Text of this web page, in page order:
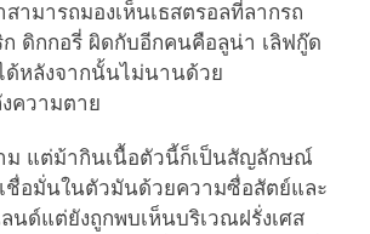
ามารถมองเห็นเธสตรอลที่ลากรถ
ดิกกอรี่ ผิดกับอีกคนคือลูน่า เลิฟกู๊ด
ด้หลังจากนั้นไม่นานด้วย
ความตาย
ม แต่ม้ากินเนื้อตัวนี้ก็เป็นสัญลักษณ์
ชื่อมั่นในตัวมันด้วยความซื่อสัตย์และ
นด์แต่ยังถูกพบเห็นบริเวณฝรั่งเศส